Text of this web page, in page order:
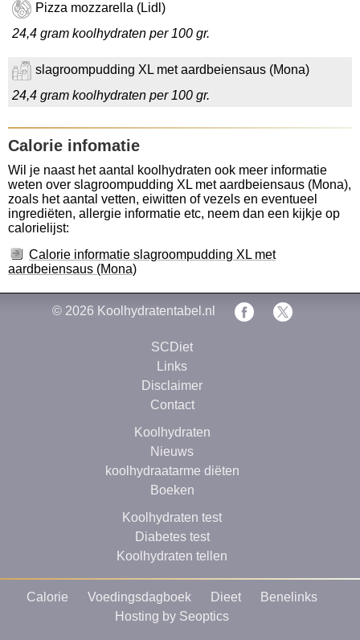
Pizza mozzarella (Lidl)
24,4 gram koolhydraten per 100 gr.
slagroompudding XL met aardbeiensaus (Mona)
24,4 gram koolhydraten per 100 gr.
Calorie infomatie
Wil je naast het aantal koolhydraten ook meer informatie
weten over slagroompudding XL met aardbeiensaus (Mona),
zoals het aantal vetten, eiwitten of vezels en eventueel
ingrediëten, allergie informatie etc, neem dan een kijkje op
calorielijst:
Calorie informatie slagroompudding XL met
aardbeiensaus (Mona)
© 2026 Koolhydratentabel.nl
SCDiet
Links
Disclaimer
Contact
Koolhydraten
Nieuws
koolhydraatarme diëten
Boeken
Koolhydraten test
Diabetes test
Koolhydraten tellen
Calorie Voedingsdagboek Dieet
Benelinks
Hosting by Seoptics